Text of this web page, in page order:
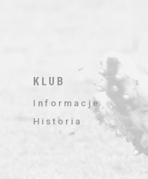
KLUB
Informacje
Historia